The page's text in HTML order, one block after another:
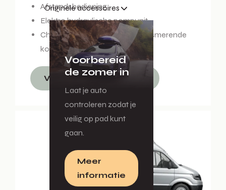
Originele accessoires
Voorbereid
de zomer in
Laat je auto
controleren zodat je
veilig op pad kunt
gaan.
Meer
informatie
Afstandsbediening
Elektro hydraulische pompunit
Chassisframe voorzien van zelfsmerende
kogeldraaipunten
Vraag een offerte aan